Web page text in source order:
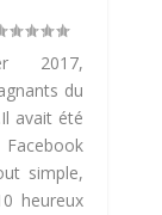
2017,
du
avait été
simple,
heureux